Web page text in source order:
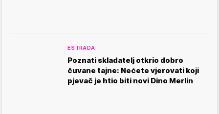
ESTRADA
Poznati skladatelj otkrio dobro
čuvane tajne: Nećete vjerovati koji
pjevač je htio biti novi Dino Merlin